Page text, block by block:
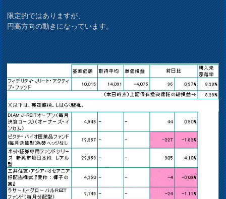
限定的ではありますが、
円高方向の動きになっています。